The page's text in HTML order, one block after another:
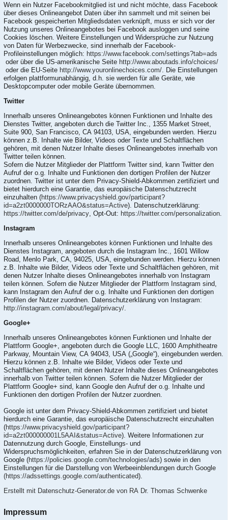
Wenn ein Nutzer Facebookmitglied ist und nicht möchte, dass Facebook
über dieses Onlineangebot Daten über ihn sammelt und mit seinen bei
Facebook gespeicherten Mitgliedsdaten verknüpft, muss er sich vor der
Nutzung unseres Onlineangebotes bei Facebook ausloggen und seine
Cookies löschen. Weitere Einstellungen und Widersprüche zur Nutzung
von Daten für Werbezwecke, sind innerhalb der Facebook-
Profileinstellungen möglich: https://www.facebook.com/settings?tab=ads
oder über die US-amerikanische Seite http://www.aboutads.info/choices/
oder die EU-Seite http://www.youronlinechoices.com/ . Die Einstellungen
erfolgen plattformunabhängig, d.h. sie werden für alle Geräte, wie
Desktopcomputer oder mobile Geräte übernommen.
Twitter
Innerhalb unseres Onlineangebotes können Funktionen und Inhalte des
Dienstes Twitter, angeboten durch die Twitter Inc., 1355 Market Street,
Suite 900, San Francisco, CA 94103, USA, eingebunden werden. Hierzu
können z.B. Inhalte wie Bilder, Videos oder Texte und Schaltflächen
gehören, mit denen Nutzer Inhalte dieses Onlineangebotes innerhalb von
Twitter teilen können.
Sofern die Nutzer Mitglieder der Plattform Twitter sind, kann Twitter den
Aufruf der o.g. Inhalte und Funktionen den dortigen Profilen der Nutzer
zuordnen. Twitter ist unter dem Privacy-Shield-Abkommen zertifiziert und
bietet hierdurch eine Garantie, das europäische Datenschutzrecht
einzuhalten (https://www.privacyshield.gov/participant?
id=a2zt0000000TORzAAO&status=Active). Datenschutzerklärung:
https://twitter.com/de/privacy , Opt-Out: https://twitter.com/personalization
Instagram
Innerhalb unseres Onlineangebotes können Funktionen und Inhalte des
Dienstes Instagram, angeboten durch die Instagram Inc., 1601 Willow
Road, Menlo Park, CA, 94025, USA, eingebunden werden. Hierzu können
z.B. Inhalte wie Bilder, Videos oder Texte und Schaltflächen gehören, mit
denen Nutzer Inhalte dieses Onlineangebotes innerhalb von Instagram
teilen können. Sofern die Nutzer Mitglieder der Plattform Instagram sind,
kann Instagram den Aufruf der o.g. Inhalte und Funktionen den dortigen
Profilen der Nutzer zuordnen. Datenschutzerklärung von Instagram:
http://instagram.com/about/legal/privacy/
Google+
Innerhalb unseres Onlineangebotes können Funktionen und Inhalte der
Plattform Google+, angeboten durch die Google LLC, 1600 Amphitheatre
Parkway, Mountain View, CA 94043, USA („Google“), eingebunden werden.
Hierzu können z.B. Inhalte wie Bilder, Videos oder Texte und
Schaltflächen gehören, mit denen Nutzer Inhalte dieses Onlineangebotes
innerhalb von Twitter teilen können. Sofern die Nutzer Mitglieder der
Plattform Google+ sind, kann Google den Aufruf der o.g. Inhalte und
Funktionen den dortigen Profilen der Nutzer zuordnen.
Google ist unter dem Privacy-Shield-Abkommen zertifiziert und bietet
hierdurch eine Garantie, das europäische Datenschutzrecht einzuhalten
(https://www.privacyshield.gov/participant?
id=a2zt000000001L5AAI&status=Active). Weitere Informationen zur
Datennutzung durch Google, Einstellungs- und
Widerspruchsmöglichkeiten, erfahren Sie in der Datenschutzerklärung von
Google (https://policies.google.com/technologies/ads) sowie in den
Einstellungen für die Darstellung von Werbeeinblendungen durch Google
(https://adssettings.google.com/authenticated).
Erstellt mit Datenschutz-Generator.de von RA Dr. Thomas Schwenke
Impressum